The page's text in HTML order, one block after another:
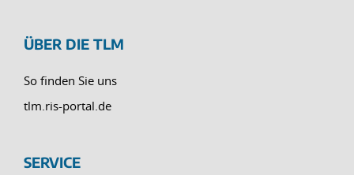
ÜBER DIE TLM
So finden Sie uns
tlm.ris-portal.de
SERVICE